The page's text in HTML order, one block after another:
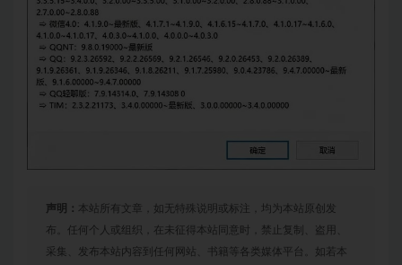
声明： 本站所有文章，如无特殊说明或标注，均为本站原创发
布。任何个人或组织，在未征得本站同意时，禁止复制、盗用、
采集、发布本站内容到任何网站、书籍等各类媒体平台。如若本